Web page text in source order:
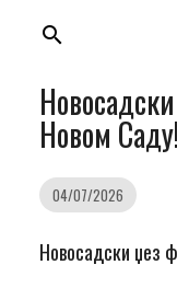
search
Новом Саду!
04/07/2026
Новосадски џез